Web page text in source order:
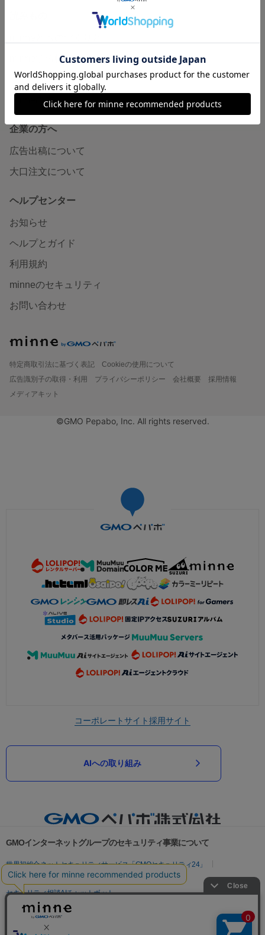
minne学習帖
ニュース
minneの本
企業の方へ
広告出稿について
大口注文について
ヘルプセンター
お知らせ
ヘルプとガイド
利用規約
minneのセキュリティ
お問い合わせ
特定商取引法に基づく表記
Cookieの使用について
広告識別子の取得・利用
プライバシーポリシー 会社概要
採用情報
メディアキット
©GMO Pepabo, Inc. All rights reserved.
コーポレートサイト採用サイト
AIへの取り組み
GMOインターネットグループのセキュリティ事業について
世界初総合ネットセキュリティサービス「GMOセキュリティ24」
パスワード漏洩診断
Webサイトリスク診断
セキュリティ相談AIチャットボット
実在証明・盗聴対策